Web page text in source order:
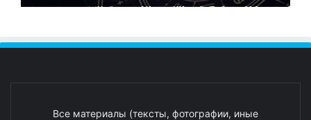
Все материалы (тексты, фотографии, иные